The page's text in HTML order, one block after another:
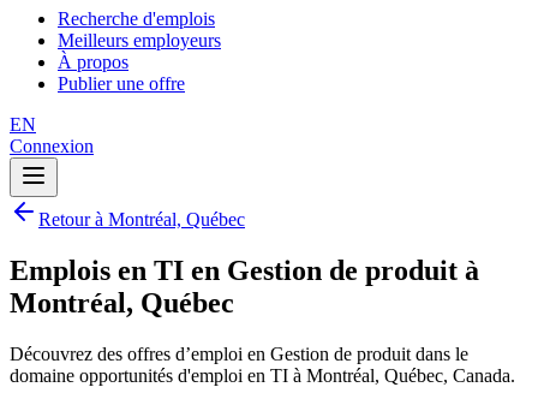
Recherche d'emplois
Meilleurs employeurs
À propos
Publier une offre
EN
Connexion
Retour à Montréal, Québec
Emplois en TI en Gestion de produit à
Montréal, Québec
Découvrez des offres d’emploi en Gestion de produit dans le
domaine opportunités d'emploi en TI à Montréal, Québec, Canada.